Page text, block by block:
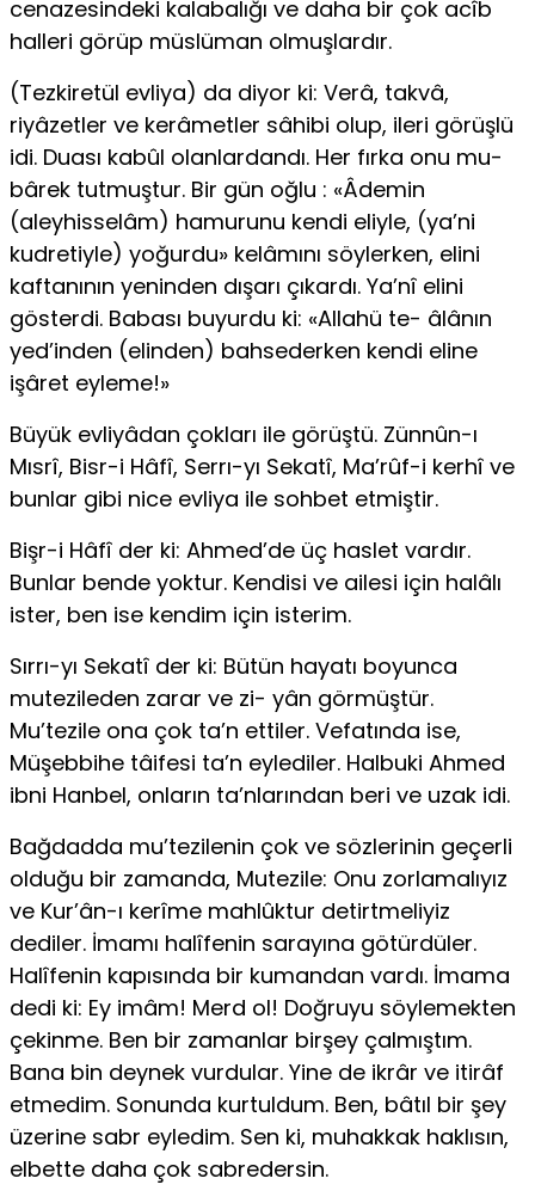
cenazesindeki kalabalığı ve daha bir çok acîb
halleri görüp müslüman olmuşlardır.
(Tezkiretül evliya) da diyor ki: Verâ, takvâ,
riyâzetler ve kerâmetler sâhibi olup, ileri görüşlü
idi. Duası kabûl olanlardandı. Her fırka onu mu-
bârek tutmuştur. Bir gün oğlu : «Âdemin
(aleyhisselâm) hamurunu kendi eliyle, (ya’ni
kudretiyle) yoğurdu» kelâmını söylerken, elini
kaftanının ye­ninden dışarı çıkardı. Ya’nî elini
gösterdi. Babası buyurdu ki: «Allahü te- âlânın
yed’inden (elinden) bahsederken kendi eline
işâret eyleme!»
Büyük evliyâdan çokları ile görüştü. Zünnûn-ı
Mısrî, Bisr-i Hâfî, Serrı-yı Sekatî, Ma’rûf-i kerhî ve
bunlar gibi nice evliya ile sohbet etmiştir.
Bişr-i Hâfî der ki: Ahmed’de üç haslet vardır.
Bunlar bende yoktur. Kendisi ve ailesi için halâlı
ister, ben ise kendim için isterim.
Sırrı-yı Sekatî der ki: Bütün hayatı boyunca
mutezileden zarar ve zi- yân görmüştür.
Mu’tezile ona çok ta’n ettiler. Vefatında ise,
Müşebbihe tâifesi ta’n eylediler. Halbuki Ahmed
ibni Hanbel, onların ta’nlarından be­ri ve uzak idi.
Bağdadda mu’tezilenin çok ve sözlerinin geçerli
olduğu bir zaman­da, Mutezile: Onu zorlamalıyız
ve Kur’ân-ı kerîme mahlûktur detirtmeliyiz
dediler. İmamı halîfenin sarayına götürdüler.
Halîfenin kapısında bir kumandan vardı. İmama
dedi ki: Ey imâm! Merd ol! Doğruyu söylemek­ten
çekinme. Ben bir zamanlar birşey çalmıştım.
Bana bin deynek vur­dular. Yine de ikrâr ve itirâf
etmedim. Sonunda kurtuldum. Ben, bâtıl bir şey
üzerine sabr eyledim. Sen ki, muhakkak haklısın,
elbette daha çok sabredersin.